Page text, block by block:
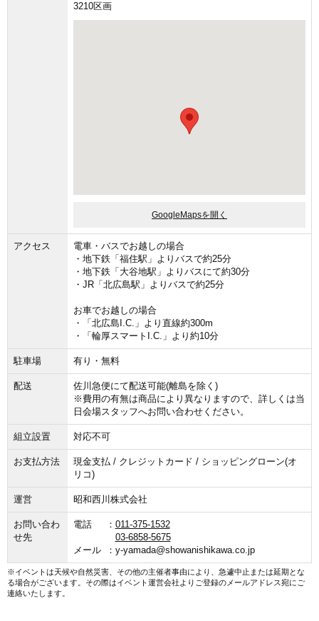
3210区画
GoogleMapsを開く
アクセス
電車・バスでお越しの場合
・地下鉄「福住駅」よりバスで約25分
・地下鉄「大谷地駅」よりバスにて約30分
・JR「北広島駅」よりバスで約25分
お車でお越しの場合
・「北広島I.C.」より直線約300m
・「輪厚スマートI.C.」より約10分
駐車場 有り・無料
配送
佐川急便にて配送可能(離島を除く)
※費用の有無は商品により異なりますので、詳しくは当
日会場スタッフへお問い合わせください。
組立設置 対応不可
お支払方法
現金支払 / クレジットカード / ショッピングローン(オ
リコ)
運営 昭和西川株式会社
お問い合わ
せ先
電話
011-375-1532
03-6858-5675
メール
y-yamada@showanishikawa.co.jp
※イベントは天候や自然災害、その他の主催者事由により、急遽中止または延期とな
る場合がございます。その際はイベント運営会社よりご登録のメールアドレス宛にご
連絡いたします。